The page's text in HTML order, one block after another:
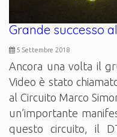
Grande successo
5 Settembre 2018
Ancora una volta il
Video è stato
al Circuito Marco
un’importante
questo circuito, il